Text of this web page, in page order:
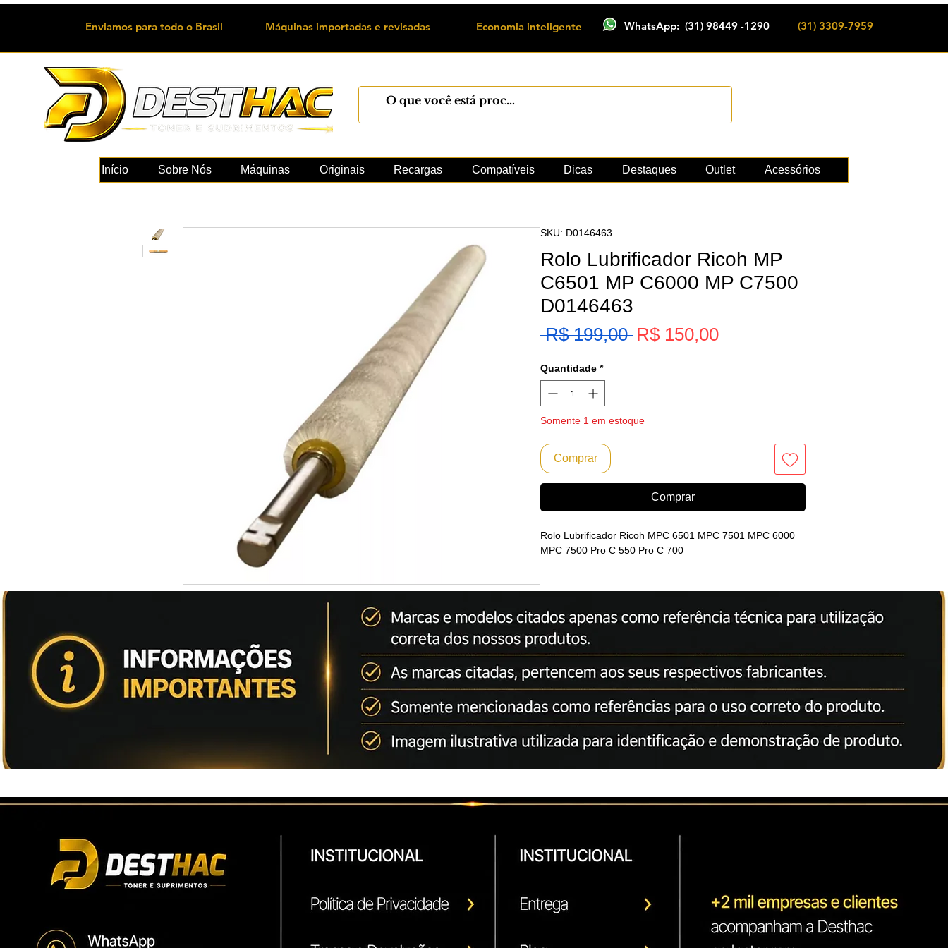
Enviamos para todo o Brasil Máquinas importadas e revisadas Economia inteligente WhatsApp: (31) 98449 -1290 (31) 3309-7959
Início Sobre Nós Máquinas Originais Recargas Compatíveis Dicas Destaques Outlet Acessórios
SKU: D0146463
Rolo Lubrificador Ricoh MP
C6501 MP C6000 MP C7500
D0146463
R$ 199,00 Preço
R$ 150,00
Quantidade *
Somente 1 em estoque
Comprar
Comprar
Rolo Lubrificador Ricoh MPC 6501 MPC 7501 MPC 6000
MPC 7500 Pro C 550 Pro C 700
Envio Imediato
Código: D0146463
Para uso em nos modelos:
Ricoh Aficio MPC 6000
Ricoh Aficio MPC 6501 SP
Ricoh Aficio MPC 7501 SP
Ricoh Pro C 550 EX
Ricoh Pro C 700 EX
*Marcas e modelos citados apenas como referência
Conforme artigo 31 da Lei: 8078 de 11.09.1990
Somente mencionadas como referências para o uso
correto do produto.
Ricoh